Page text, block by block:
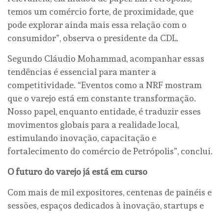
temos um comércio forte, de proximidade, que
pode explorar ainda mais essa relação com o
consumidor”, observa o presidente da CDL.
Segundo Cláudio Mohammad, acompanhar essas
tendências é essencial para manter a
competitividade. “Eventos como a NRF mostram
que o varejo está em constante transformação.
Nosso papel, enquanto entidade, é traduzir esses
movimentos globais para a realidade local,
estimulando inovação, capacitação e
fortalecimento do comércio de Petrópolis”, conclui.
O futuro do varejo já está em curso
Com mais de mil expositores, centenas de painéis e
sessões, espaços dedicados à inovação, startups e